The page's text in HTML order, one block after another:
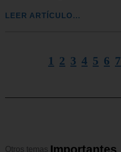
LEER ARTÍCULO...
1 2 3 4 5 6 7
Otros temas